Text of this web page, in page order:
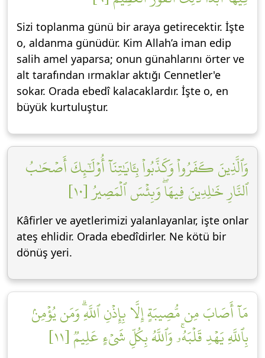
Sizi toplanma günü bir araya getirecektir. İşte
o, aldanma günüdür. Kim Allah’a iman edip
salih amel yaparsa; onun günahlarını örter ve
alt tarafından ırmaklar aktığı Cennetler'e
sokar. Orada ebedî kalacaklardır. İşte o, en
büyük kurtuluştur.
وَٱلَّذِينَ كَفَرُواْ وَكَذَّبُواْ بِـَٔايَٰتِنَآ أُوْلَٰٓئِكَ أَصۡحَٰبُ
ٱلنَّارِ خَٰلِدِينَ فِيهَاۖ وَبِئۡسَ ٱلۡمَصِيرُ [١٠]
Kâfirler ve ayetlerimizi yalanlayanlar, işte onlar
ateş ehlidir. Orada ebedîdirler. Ne kötü bir
dönüş yeri.
مَآ أَصَابَ مِن مُّصِيبَةٍ إِلَّا بِإِذۡنِ ٱللَّهِۗ وَمَن يُؤۡمِنۢ
بِٱللَّهِ يَهۡدِ قَلۡبَهُۥۚ وَٱللَّهُ بِكُلِّ شَيۡءٍ عَلِيمٞ [١١]